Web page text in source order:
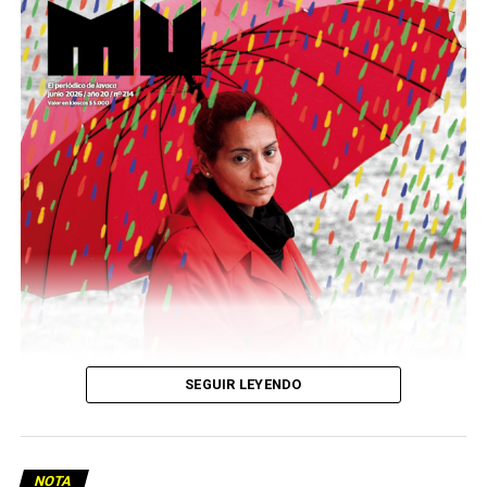
Este número 215 de MU ☝️viene con doble tapa, que
podría ser una frase:
Sin chamuyo, a remarla.
Descargar la Mu en PDF
SEGUIR LEYENDO
NOTA